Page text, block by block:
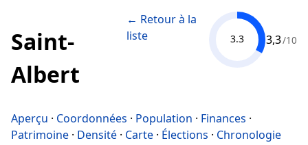
Saint-
Albert
← Retour à la
liste
3.3 3,3/10
Aperçu · Coordonnées · Population · Finances ·
Patrimoine · Densité · Carte · Élections · Chronologie